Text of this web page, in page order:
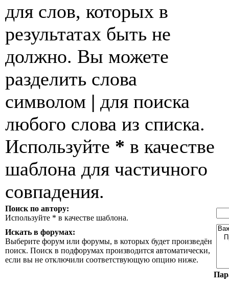
для слов, которых в
результатах быть не
должно. Вы можете
разделить слова
символом | для поиска
любого слова из списка.
Используйте * в качестве
шаблона для частичного
совпадения.
Поиск по автору:
Используйте * в качестве шаблона.
Искать в форумах:
Выберите форум или форумы, в которых будет произведён
поиск. Поиск в подфорумах производится автоматически,
если вы не отключили соответствующую опцию ниже.